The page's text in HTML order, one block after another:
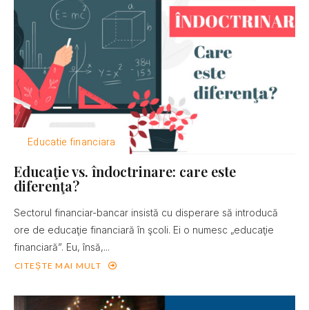
Educatie financiara
Educaţie vs. îndoctrinare: care este
diferenţa?
Sectorul financiar-bancar insistă cu disperare să introducă
ore de educaţie financiară în şcoli. Ei o numesc „educaţie
financiară”. Eu, însă,...
CITEȘTE MAI MULT